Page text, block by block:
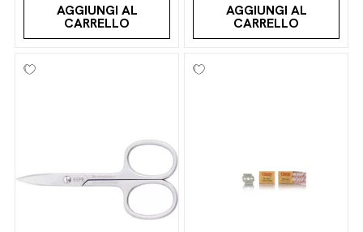
AGGIUNGI AL
CARRELLO
AGGIUNGI AL
CARRELLO